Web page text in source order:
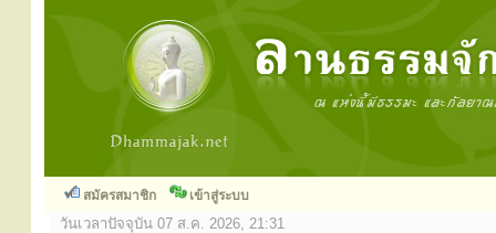
สมัครสมาชิก เข้าสู่ระบบ
วันเวลาปัจจุบัน 07 ส.ค. 2026, 21:31